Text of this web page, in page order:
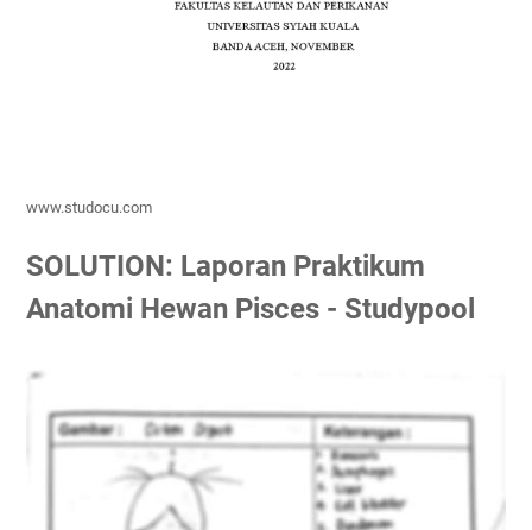
www.studocu.com
SOLUTION: Laporan Praktikum
Anatomi Hewan Pisces - Studypool